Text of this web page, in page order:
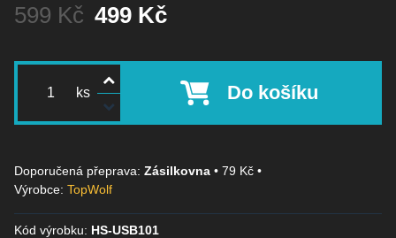
499 Kč
Před slevou:
599 Kč
ks Do košíku
Zásilkovna • 79 Kč •
Výrobce: TopWolf
Kód výrobku: HS-USB101